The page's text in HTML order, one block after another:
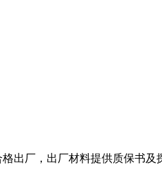
出厂，出厂材料提供质保书及